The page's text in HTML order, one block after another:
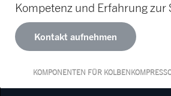
Kompetenz und Erfahrung zur
Kontakt aufnehmen
KOMPONENTEN FÜR